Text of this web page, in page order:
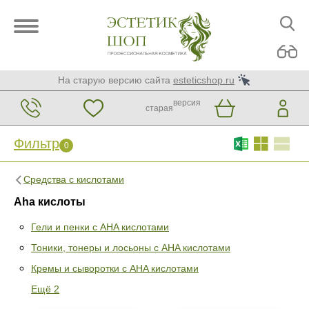
На старую версию сайта esteticshop.ru
старая
версия
Фильтр 0
Средства с кислотами
Aha кислоты
Гели и пенки с AHA кислотами
Тоники, тонеры и лосьоны с AHA кислотами
Кремы и сыворотки с AHA кислотами
Ещё 2
Фильтр 0